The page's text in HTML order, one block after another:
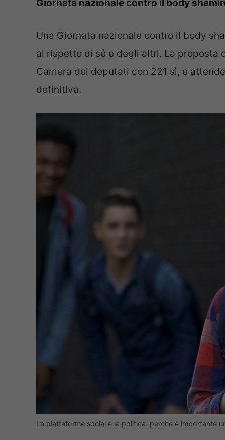
Giornata nazionale contro il body
Una Giornata nazionale contro il body
al rispetto di sé e degli altri. La proposta
Camera dei deputati con 221 sì, e
definitiva.
Le piattaforme social e la politica: perché è importante